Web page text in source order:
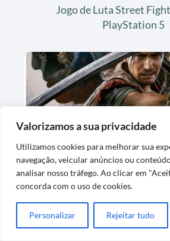
Valorizamos a sua privacidade
Utilizamos cookies para melhorar sua
navegação, veicular anúncios ou
analisar nosso tráfego. Ao clicar em
concorda com o uso de cookies.
Personalizar Rejeitar tudo
Jogo de Luta Street
PlayStation 5
Jogo de Videogame
Sword